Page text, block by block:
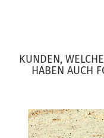
KUNDEN,
HABEN AUCH